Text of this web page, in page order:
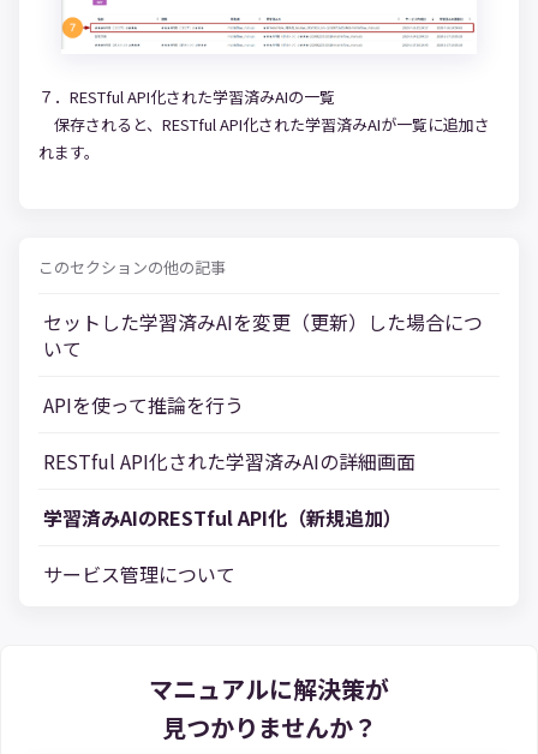
このセクションの他の記事
セットした学習済みAIを変更（更新）した場合につ
いて
APIを使って推論を行う
RESTful API化された学習済みAIの詳細画面
学習済みAIのRESTful API化（新規追加）
サービス管理について
７．RESTful API化された学習済みAIの一覧
保存されると、RESTful API化された学習済みAIが一覧に追加さ
れます。
マニュアルに解決策が
見つかりませんか？